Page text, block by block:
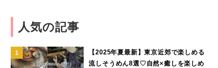
人気の記事
【2025年夏最新】東京近郊で楽しめる
流しそうめん8選♡自然×癒しを楽しめ